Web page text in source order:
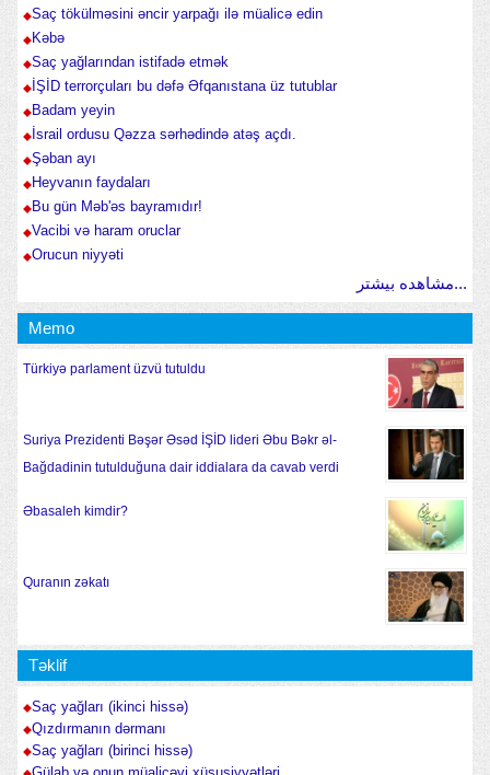
Saç tökülməsini əncir yarpağı ilə müalicə edin
Kəbə
Saç yağlarından istifadə etmək
İŞİD terrorçuları bu dəfə Əfqanıstana üz tutublar
Badam yeyin
İsrail ordusu Qəzza sərhədində atəş açdı.
Şəban ayı
Heyvanın faydaları
Bu gün Məb'əs bayramıdır!
Vacibi və haram oruclar
Orucun niyyəti
مشاهده بیشتر...
Memo
Türkiyə parlament üzvü tutuldu
Suriya Prezidenti Bəşər Əsəd İŞİD lideri Əbu Bəkr əl-
Bağdadinin tutulduğuna dair iddialara da cavab verdi
Əbasaleh kimdir?
Quranın zəkatı
Təklif
Saç yağları (ikinci hissə)
Qızdırmanın dərmanı
Saç yağları (birinci hissə)